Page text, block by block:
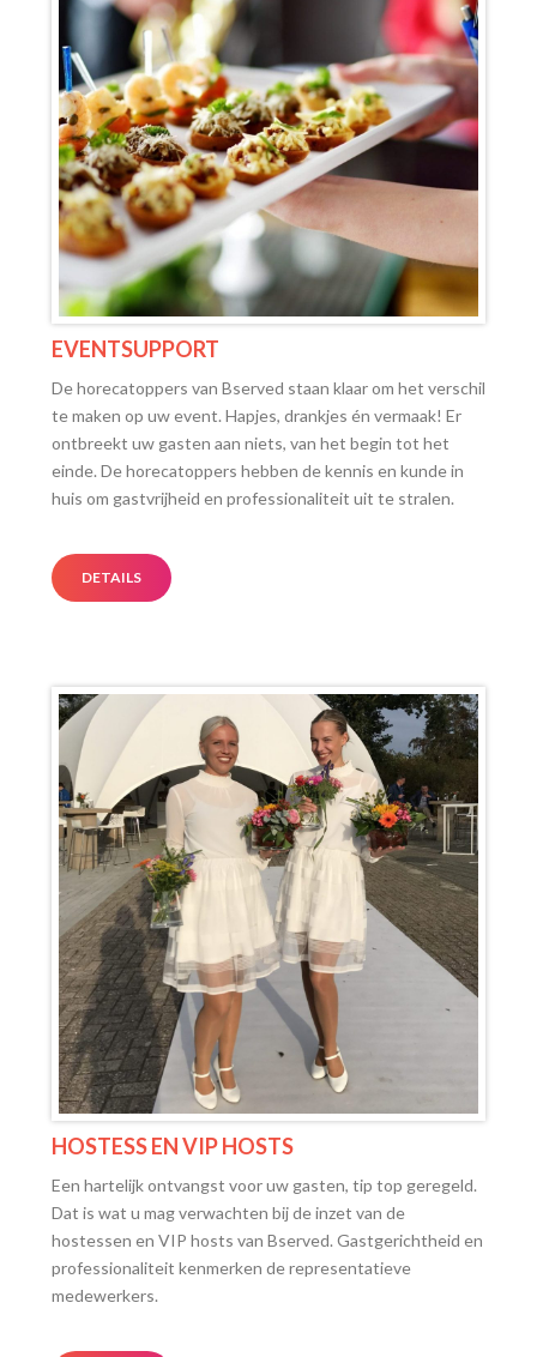
EVENTSUPPORT
De horecatoppers van Bserved staan klaar om het verschil
te maken op uw event. Hapjes, drankjes én vermaak! Er
ontbreekt uw gasten aan niets, van het begin tot het
einde. De horecatoppers hebben de kennis en kunde in
huis om gastvrijheid en professionaliteit uit te stralen.
DETAILS
HOSTESS EN VIP HOSTS
Een hartelijk ontvangst voor uw gasten, tip top geregeld.
Dat is wat u mag verwachten bij de inzet van de
hostessen en VIP hosts van Bserved. Gastgerichtheid en
professionaliteit kenmerken de representatieve
medewerkers.